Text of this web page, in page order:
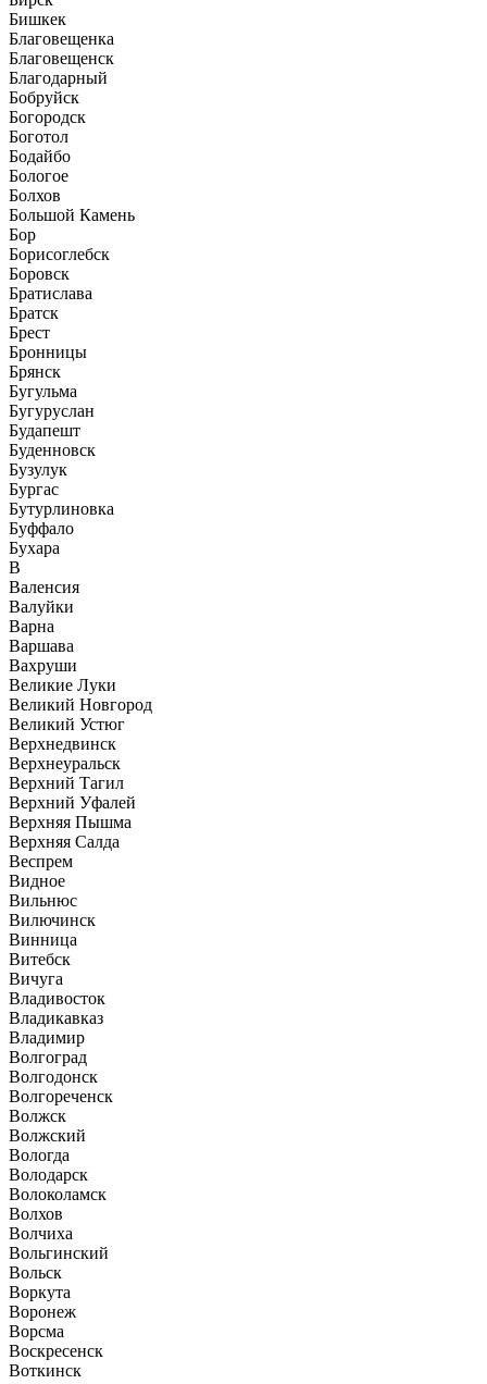
Бишкек
Благовещенка
Благовещенск
Благодарный
Бобруйск
Богородск
Боготол
Бодайбо
Бологое
Болхов
Большой Камень
Бор
Борисоглебск
Боровск
Братислава
Братск
Брест
Бронницы
Брянск
Бугульма
Бугуруслан
Будапешт
Буденновск
Бузулук
Бургас
Бутурлиновка
Буффало
Бухара
В
Валенсия
Валуйки
Варна
Варшава
Вахруши
Великие Луки
Великий Новгород
Великий Устюг
Верхнедвинск
Верхнеуральск
Верхний Тагил
Верхний Уфалей
Верхняя Пышма
Верхняя Салда
Веспрем
Видное
Вильнюс
Вилючинск
Винница
Витебск
Вичуга
Владивосток
Владикавказ
Владимир
Волгоград
Волгодонск
Волгореченск
Волжск
Волжский
Вологда
Володарск
Волоколамск
Волхов
Волчиха
Вольгинский
Вольск
Воркута
Воронеж
Ворсма
Воскресенск
Воткинск